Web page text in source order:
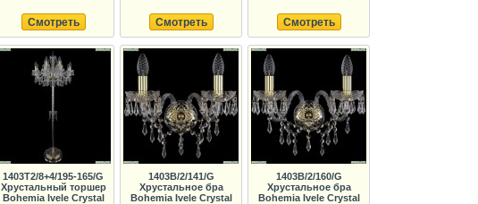
Смотреть Смотреть Смотреть
1403T2/8+4/195-165/G
Хрустальный торшер
Bohemia Ivele Crystal
1403B/2/141/G
Хрустальное бра
Bohemia Ivele Crystal
1403B/2/160/G
Хрустальное бра
Bohemia Ivele Crystal